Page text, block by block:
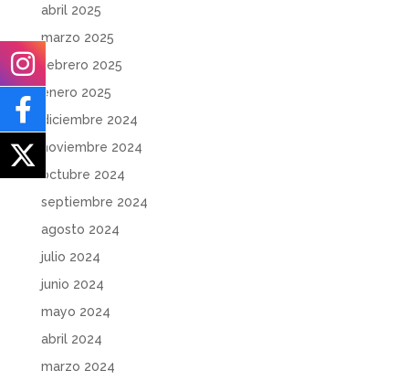
abril 2025
marzo 2025
febrero 2025
enero 2025
diciembre 2024
noviembre 2024
octubre 2024
septiembre 2024
agosto 2024
julio 2024
junio 2024
mayo 2024
abril 2024
marzo 2024